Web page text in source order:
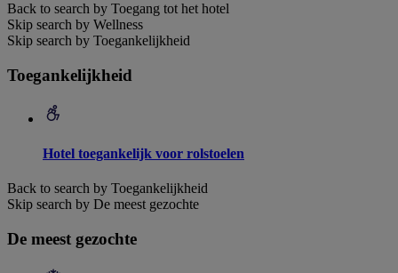
Back to search by Toegang tot het hotel
Skip search by Wellness
Skip search by Toegankelijkheid
Toegankelijkheid
Hotel toegankelijk voor rolstoelen
Back to search by Toegankelijkheid
Skip search by De meest gezochte
De meest gezochte